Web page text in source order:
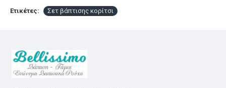
Ετικέτες: Σετ βάπτισης κορίτσι